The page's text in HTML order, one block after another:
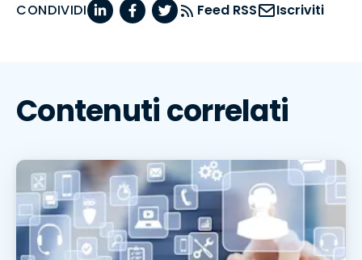
CONDIVIDI Feed RSS Iscriviti
Contenuti correlati